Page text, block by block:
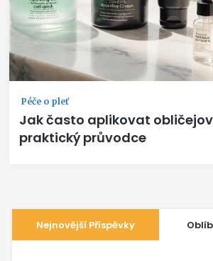
Péče o pleť
Jak často aplikovat
praktický průvodce
Nejnovější Příspěvky